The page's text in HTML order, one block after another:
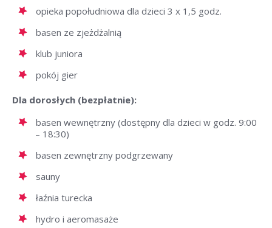
opieka popołudniowa dla dzieci 3 x 1,5 godz.
basen ze zjeżdżalnią
klub juniora
pokój gier
Dla dorosłych (bezpłatnie):
basen wewnętrzny (dostępny dla dzieci w godz. 9:00
– 18:30)
basen zewnętrzny podgrzewany
sauny
łaźnia turecka
hydro i aeromasaże